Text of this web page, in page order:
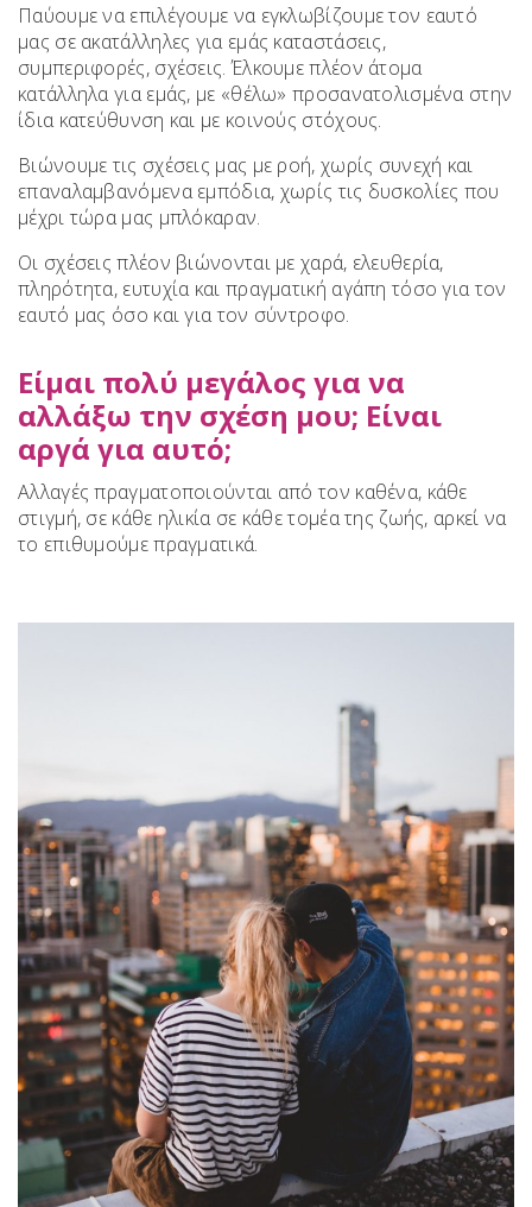
Παύουμε να επιλέγουμε να εγκλωβίζουμε τον εαυτό
μας σε ακατάλληλες για εμάς καταστάσεις,
συμπεριφορές, σχέσεις. Έλκουμε πλέον άτομα
κατάλληλα για εμάς, με «θέλω» προσανατολισμένα στην
ίδια κατεύθυνση και με κοινούς στόχους.
Βιώνουμε τις σχέσεις μας με ροή, χωρίς συνεχή και
επαναλαμβανόμενα εμπόδια, χωρίς τις δυσκολίες που
μέχρι τώρα μας μπλόκαραν.
Οι σχέσεις πλέον βιώνονται με χαρά, ελευθερία,
πληρότητα, ευτυχία και πραγματική αγάπη τόσο για τον
εαυτό μας όσο και για τον σύντροφο.
Είμαι πολύ μεγάλος για να
αλλάξω την σχέση μου; Είναι
αργά για αυτό;
Αλλαγές πραγματοποιούνται από τον καθένα, κάθε
στιγμή, σε κάθε ηλικία σε κάθε τομέα της ζωής, αρκεί να
το επιθυμούμε πραγματικά.